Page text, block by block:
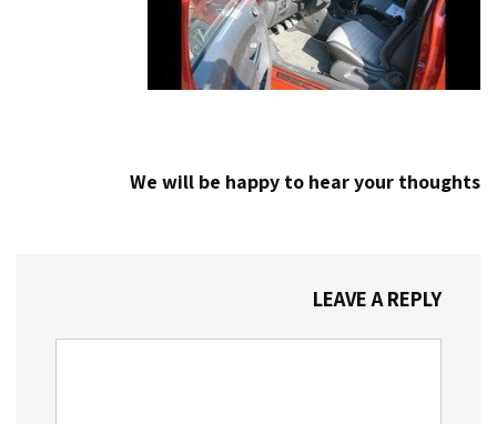
We will be happy to hear your thoughts
LEAVE A REPLY